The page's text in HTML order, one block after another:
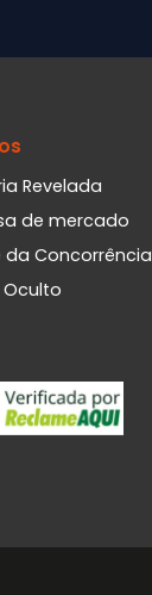
Revelada
de mercado
da Concorrência